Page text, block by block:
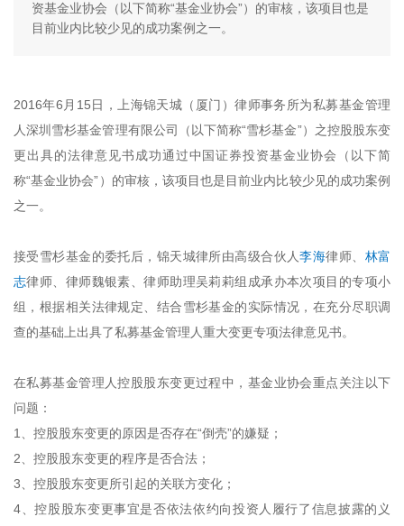
资基金业协会（以下简称“基金业协会”）的审核，该项目也是
目前业内比较少见的成功案例之一。
2016年6月15日，上海锦天城（厦门）律师事务所为私募基金管理
人深圳雪杉基金管理有限公司（以下简称“雪杉基金”）之控股股东变
更出具的法律意见书成功通过中国证券投资基金业协会（以下简
称“基金业协会”）的审核，该项目也是目前业内比较少见的成功案例
之一。
接受雪杉基金的委托后，锦天城律所由高级合伙人李海律师、 林富
志律师、律师魏银素、律师助理吴莉莉组成承办本次项目的专项小
组，根据相关法律规定、结合雪杉基金的实际情况，在充分尽职调
查的基础上出具了私募基金管理人重大变更专项法律意见书。
在私募基金管理人控股股东变更过程中，基金业协会重点关注以下
问题：
1、控股股东变更的原因是否存在“倒壳”的嫌疑；
2、控股股东变更的程序是否合法；
3、控股股东变更所引起的关联方变化；
4、控股股东变更事宜是否依法依约向投资人履行了信息披露的义